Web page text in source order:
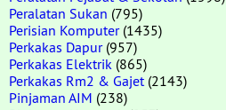
Peralatan Sukan (795)
Perisian Komputer(1435)
Perkakas Dapur(957)
Perkakas Elektrik (865)
Perkakas Rm2 & Gajet (2143)
Pinjaman AIM (238)